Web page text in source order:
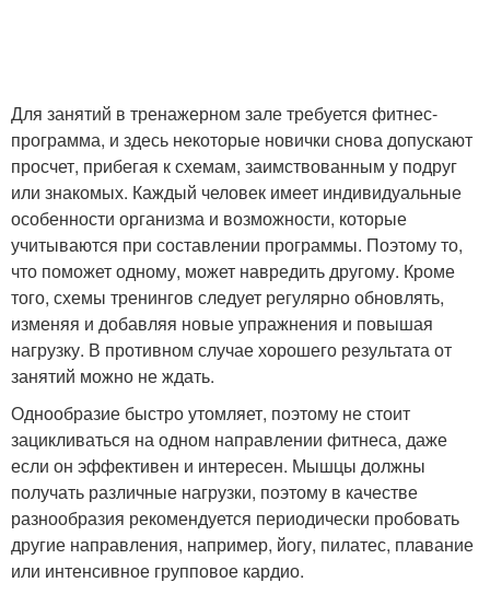
Для занятий в тренажерном зале требуется фитнес-
программа, и здесь некоторые новички снова допускают
просчет, прибегая к схемам, заимствованным у подруг
или знакомых. Каждый человек имеет индивидуальные
особенности организма и возможности, которые
учитываются при составлении программы. Поэтому то,
что поможет одному, может навредить другому. Кроме
того, схемы тренингов следует регулярно обновлять,
изменяя и добавляя новые упражнения и повышая
нагрузку. В противном случае хорошего результата от
занятий можно не ждать.
Однообразие быстро утомляет, поэтому не стоит
зацикливаться на одном направлении фитнеса, даже
если он эффективен и интересен. Мышцы должны
получать различные нагрузки, поэтому в качестве
разнообразия рекомендуется периодически пробовать
другие направления, например, йогу, пилатес, плавание
или интенсивное групповое кардио.